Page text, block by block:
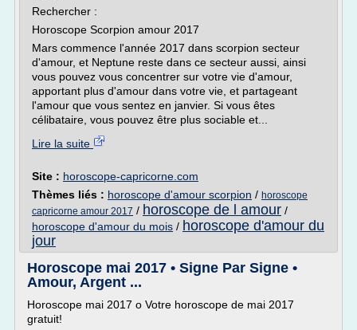
Rechercher :
Horoscope Scorpion amour 2017
Mars commence l'année 2017 dans scorpion secteur
d'amour, et Neptune reste dans ce secteur aussi, ainsi
vous pouvez vous concentrer sur votre vie d'amour,
apportant plus d'amour dans votre vie, et partageant
l'amour que vous sentez en janvier. Si vous êtes
célibataire, vous pouvez être plus sociable et...
Lire la suite
Site : horoscope-capricorne.com
Thèmes liés : horoscope d'amour scorpion / horoscope
capricorne amour 2017 / horoscope de l amour /
horoscope d'amour du mois / horoscope d'amour du
jour
Horoscope mai 2017 • Signe Par Signe •
Amour, Argent ...
Horoscope mai 2017 o Votre horoscope de mai 2017
gratuit!